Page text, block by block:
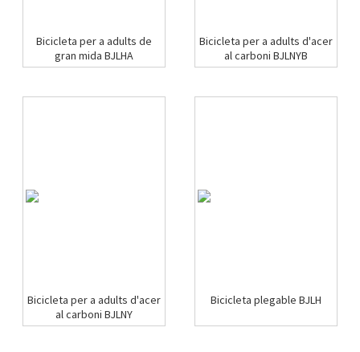
Bicicleta per a adults de
gran mida BJLHA
Bicicleta per a adults d'acer
al carboni BJLNYB
Bicicleta per a adults d'acer
al carboni BJLNY
Bicicleta plegable BJLH